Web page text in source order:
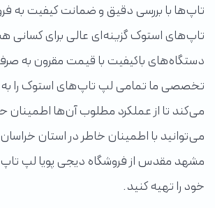
تاپ‌ها با بررسی دقیق و ضمانت کیفیت به
تاپ‌های استوک گزینه‌ای عالی برای کسانی
دستگاه‌های باکیفیت با قیمت مقرون به
تخصصی ما تمامی لپ تاپ‌های استوک را
می‌کند تا از عملکرد مطلوب آن‌ها
می‌توانید با اطمینان خاطر در استان
مشهد مقدس از فروشگاه دیجی پویا لپ
خود را تهیه کنید.